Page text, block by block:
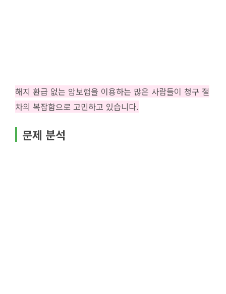
해지 환급 없는 암보험을 이용하는 많은 사람들이 청구 절
차의 복잡함으로 고민하고 있습니다.
문제 분석